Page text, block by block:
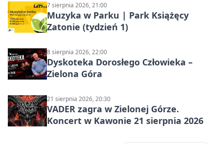
7 sierpnia 2026, 21:00
Muzyka w Parku | Park Książęcy
Zatonie (tydzień 1)
8 sierpnia 2026, 22:00
Dyskoteka Dorosłego Człowieka –
Zielona Góra
21 sierpnia 2026, 20:30
VADER zagra w Zielonej Górze.
Koncert w Kawonie 21 sierpnia 2026